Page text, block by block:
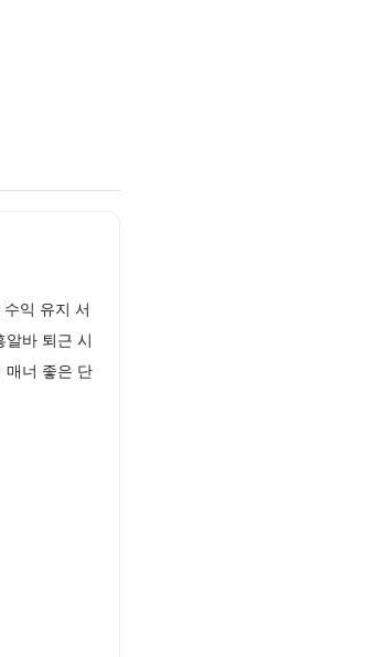
익 유지 서
바 퇴근 시
매너 좋은 단